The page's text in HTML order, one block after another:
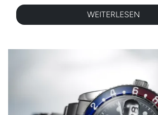
WEITERLESEN